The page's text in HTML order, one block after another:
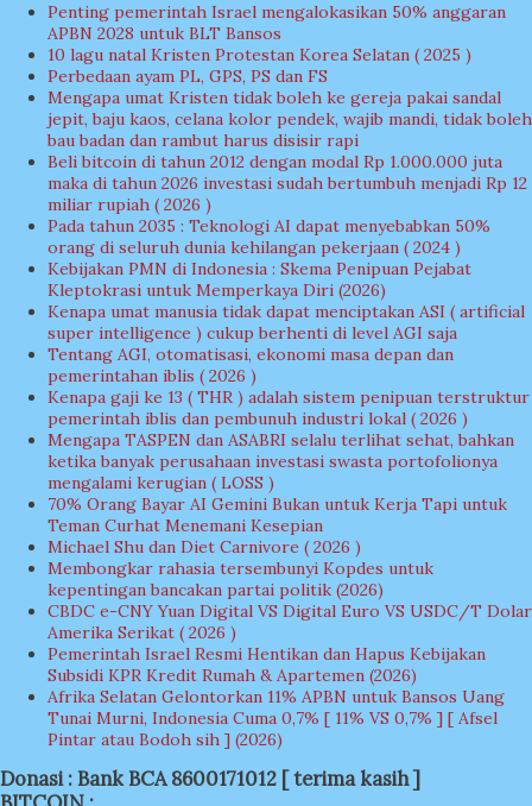
Penting pemerintah Israel mengalokasikan 50% anggaran
APBN 2028 untuk BLT Bansos
10 lagu natal Kristen Protestan Korea Selatan ( 2025 )
Perbedaan ayam PL, GPS, PS dan FS
Mengapa umat Kristen tidak boleh ke gereja pakai sandal
jepit, baju kaos, celana kolor pendek, wajib mandi, tidak boleh
bau badan dan rambut harus disisir rapi
Beli bitcoin di tahun 2012 dengan modal Rp 1.000.000 juta
maka di tahun 2026 investasi sudah bertumbuh menjadi Rp 12
miliar rupiah ( 2026 )
Pada tahun 2035 : Teknologi AI dapat menyebabkan 50%
orang di seluruh dunia kehilangan pekerjaan ( 2024 )
Kebijakan PMN di Indonesia : Skema Penipuan Pejabat
Kleptokrasi untuk Memperkaya Diri (2026)
Kenapa umat manusia tidak dapat menciptakan ASI ( artificial
super intelligence ) cukup berhenti di level AGI saja
Tentang AGI, otomatisasi, ekonomi masa depan dan
pemerintahan iblis ( 2026 )
Kenapa gaji ke 13 ( THR ) adalah sistem penipuan terstruktur
pemerintah iblis dan pembunuh industri lokal ( 2026 )
Mengapa TASPEN dan ASABRI selalu terlihat sehat, bahkan
ketika banyak perusahaan investasi swasta portofolionya
mengalami kerugian ( LOSS )
70% Orang Bayar AI Gemini Bukan untuk Kerja Tapi untuk
Teman Curhat Menemani Kesepian
Michael Shu dan Diet Carnivore ( 2026 )
Membongkar rahasia tersembunyi Kopdes untuk
kepentingan bancakan partai politik (2026)
CBDC e-CNY Yuan Digital VS Digital Euro VS USDC/T Dolar
Amerika Serikat ( 2026 )
Pemerintah Israel Resmi Hentikan dan Hapus Kebijakan
Subsidi KPR Kredit Rumah & Apartemen (2026)
Afrika Selatan Gelontorkan 11% APBN untuk Bansos Uang
Tunai Murni, Indonesia Cuma 0,7% [ 11% VS 0,7% ] [ Afsel
Pintar atau Bodoh sih ] (2026)
Donasi : Bank BCA 8600171012 [ terima kasih ]